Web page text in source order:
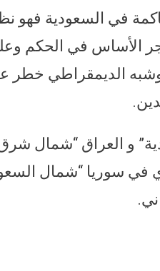
في السعودية فهو
الأساس في الحكم
وشبه الديمقراطي خطر
و العراق “شمال
في سوريا “شمال